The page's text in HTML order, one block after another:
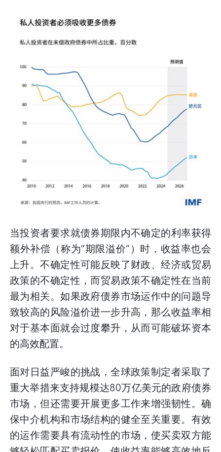
当投资者要求就债券期限内不确定的利率获得
额外补偿（称为“期限溢价”）时，收益率也会
上升。不确定性可能反映了财政、经济或贸易
政策的不确定性，而贸易政策不确定性在当前
最为相关。如果政府债券市场运作中的问题导
致较高的风险溢价进一步升高，那么收益率相
对于基本面就会过度攀升，从而可能破坏资本
的高效配置。
面对日益严峻的挑战，全球政策制定者采取了
重大举措来支持规模达80万亿美元的政府债券
市场，但还需要开展更多工作来增强韧性。确
保中介机构和市场结构的健全至关重要。有效
的运作需要具有流动性的市场，使买卖双方能